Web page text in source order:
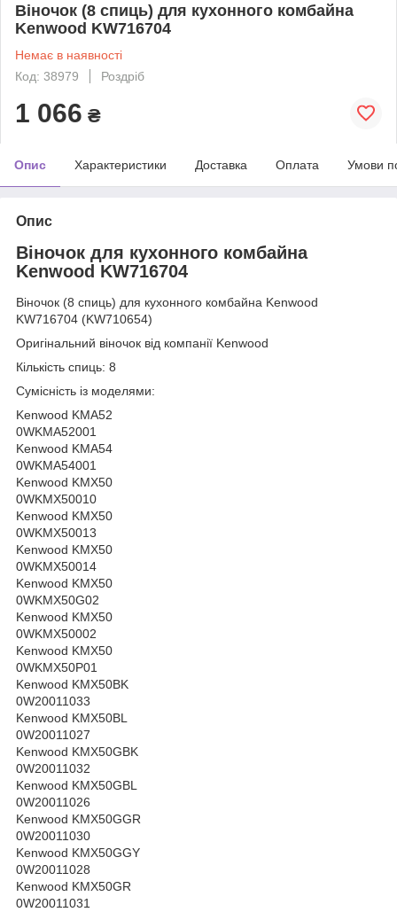
Віночок (8 спиць) для кухонного комбайна
Kenwood KW716704
Немає в наявності
Код: 38979
Роздріб
1 066 ₴
Опис Характеристики Доставка Оплата Умови
Опис
Віночок для кухонного комбайна
Kenwood KW716704
Віночок (8 спиць) для кухонного комбайна Kenwood
KW716704 (KW710654)
Оригінальний віночок від компанії Kenwood
Кількість спиць: 8
Сумісність із моделями:
Kenwood KMA52
0WKMA52001
Kenwood KMA54
0WKMA54001
Kenwood KMX50
0WKMX50010
Kenwood KMX50
0WKMX50013
Kenwood KMX50
0WKMX50014
Kenwood KMX50
0WKMX50G02
Kenwood KMX50
0WKMX50002
Kenwood KMX50
0WKMX50P01
Kenwood KMX50BK
0W20011033
Kenwood KMX50BL
0W20011027
Kenwood KMX50GBK
0W20011032
Kenwood KMX50GBL
0W20011026
Kenwood KMX50GGR
0W20011030
Kenwood KMX50GGY
0W20011028
Kenwood KMX50GR
0W20011031